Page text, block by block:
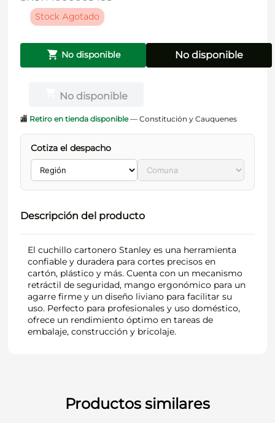
Stock Agotado
No disponible No disponible
No disponible
🏬 Retiro en tienda disponible— Constitución y Cauquenes
Cotiza el despacho
Descripción del producto
El cuchillo cartonero Stanley es una herramienta
confiable y duradera para cortes precisos en
cartón, plástico y más. Cuenta con un mecanismo
retráctil de seguridad, mango ergonómico para un
agarre firme y un diseño liviano para facilitar su
uso. Perfecto para profesionales y uso doméstico,
ofrece un rendimiento óptimo en tareas de
embalaje, construcción y bricolaje.
Productos similares